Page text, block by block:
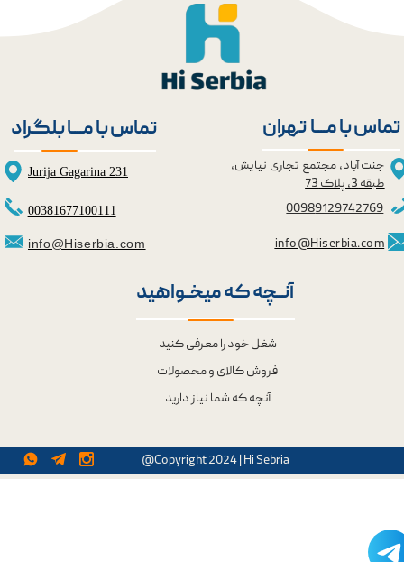
@Copyright 2024 | Hi Sebria
شغل خود را معرفی کنید
فروش کالای و محصولات
آنچه که شما نیاز دارید
آنــچه که میخــواهید
تماس با مــــا تهران
جنت آباد، مجتمع تجاری نیایش،
طبقه 3، پلاک 73
00989129742769
info@Hiserbia.com
تماس با مــــا بلگراد
Jurija Gagarina 231
info@Hiserbia.com
00381677100111